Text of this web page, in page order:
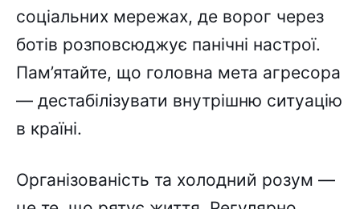
соціальних мережах, де ворог через
ботів розповсюджує панічні настрої.
Пам’ятайте, що головна мета агресора
— дестабілізувати внутрішню ситуацію
в країні.
Організованість та холодний розум —